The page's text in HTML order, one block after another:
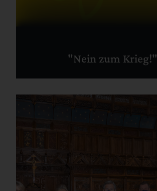
"Nein zum Krieg!"